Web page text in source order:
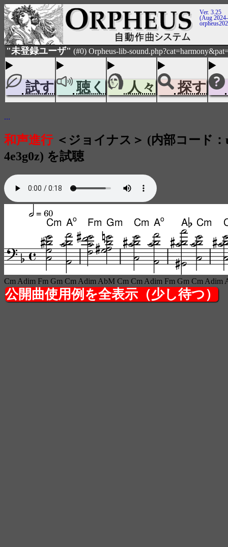
Ver. 3.25
(Aug
"未登録ユーザ" (#0) Orpheus-lib-
試す 聴く 人々 探す
...
和声進行＜ジョイナス＞ (内部コード：
4e3g0z) を試聴
Cm Adim Fm Gm Cm Adim AbM Cm Cm Adim Fm Gm Cm Adim
公開曲使用例を全表示（少し待つ）